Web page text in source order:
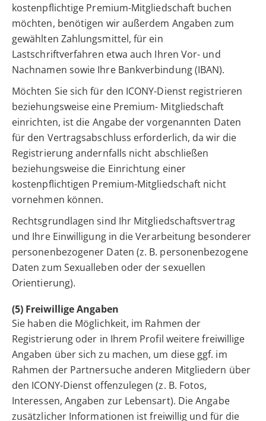
kostenpflichtige Premium-Mitgliedschaft buchen
möchten, benötigen wir außerdem Angaben zum
gewählten Zahlungsmittel, für ein
Lastschriftverfahren etwa auch Ihren Vor- und
Nachnamen sowie Ihre Bankverbindung (IBAN).
Möchten Sie sich für den ICONY-Dienst registrieren
beziehungsweise eine Premium- Mitgliedschaft
einrichten, ist die Angabe der vorgenannten Daten
für den Vertragsabschluss erforderlich, da wir die
Registrierung andernfalls nicht abschließen
beziehungsweise die Einrichtung einer
kostenpflichtigen Premium-Mitgliedschaft nicht
vornehmen können.
Rechtsgrundlagen sind Ihr Mitgliedschaftsvertrag
und Ihre Einwilligung in die Verarbeitung besonderer
personenbezogener Daten (z. B. personenbezogene
Daten zum Sexualleben oder der sexuellen
Orientierung).
(5) Freiwillige Angaben
Sie haben die Möglichkeit, im Rahmen der
Registrierung oder in Ihrem Profil weitere freiwillige
Angaben über sich zu machen, um diese ggf. im
Rahmen der Partnersuche anderen Mitgliedern über
den ICONY-Dienst offenzulegen (z. B. Fotos,
Interessen, Angaben zur Lebensart). Die Angabe
zusätzlicher Informationen ist freiwillig und für die